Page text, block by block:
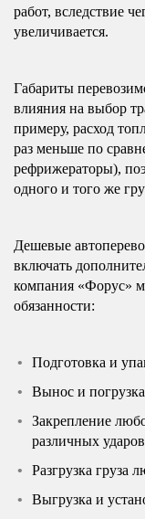
работ, вследствие
увеличивается.
Габариты
влияния на выбор
примеру, расход
раз меньше по
рефрижераторы),
одного и того же
Дешевые
включать
компания «Форус»
обязанности:
Подготовка и
Вынос и
Закрепление
различных
Разгрузка груза
Выгрузка и